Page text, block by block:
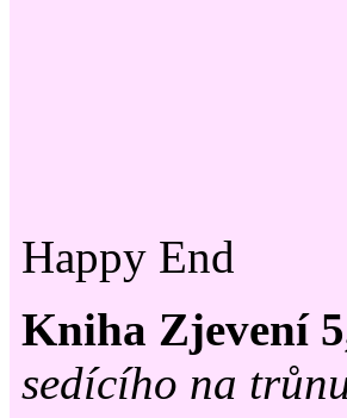
Happy End
Kniha Zjevení
sedícího na